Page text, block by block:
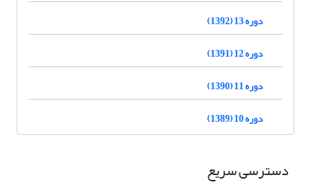
دوره 13 (1392)
دوره 12 (1391)
دوره 11 (1390)
دوره 10 (1389)
دسترسی سریع